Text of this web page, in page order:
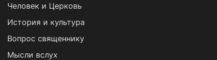
Человек и Церковь
История и культура
Вопрос священнику
Мысли вслух